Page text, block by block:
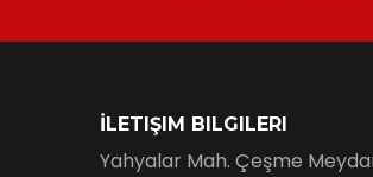
İLETIŞIM BILGILERI
Yahyalar Mah. Çeşme